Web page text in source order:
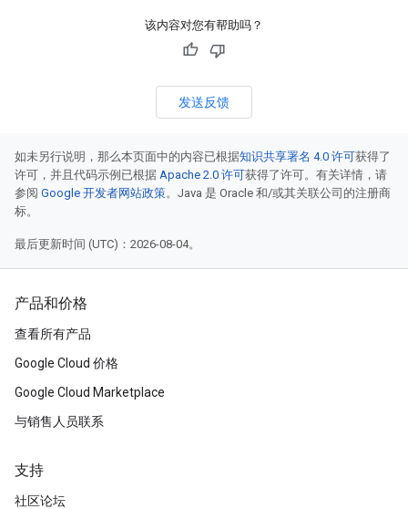
该内容对您有帮助吗？
发送反馈
如未另行说明，那么本页面中的内容已根据知识共享署名 4.0 许可获得了
许可，并且代码示例已根据 Apache 2.0 许可获得了许可。有关详情，请
参阅 Google 开发者网站政策。Java 是 Oracle 和/或其关联公司的注册商
标。
最后更新时间 (UTC)：2026-08-04。
产品和价格
查看所有产品
Google Cloud 价格
Google Cloud Marketplace
与销售人员联系
支持
社区论坛